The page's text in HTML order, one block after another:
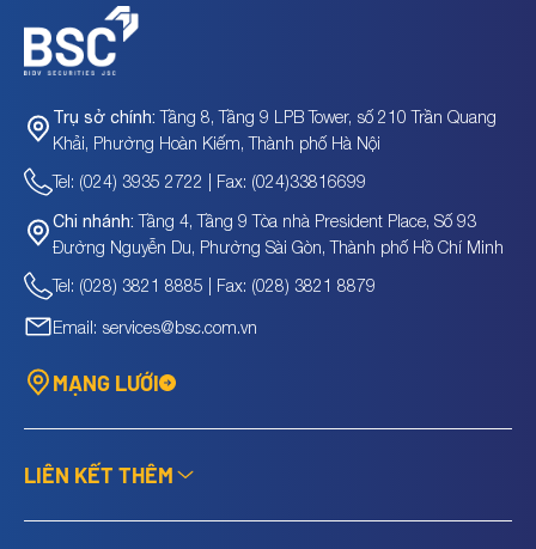
Trụ sở chính: Tầng 8, Tầng 9 LPB Tower, số 210 Trần Quang
Khải, Phường Hoàn Kiếm, Thành phố Hà Nội
Tel: (024) 3935 2722 | Fax: (024)33816699
Chi nhánh: Tầng 4, Tầng 9 Tòa nhà President Place, Số 93
Đường Nguyễn Du, Phường Sài Gòn, Thành phố Hồ Chí Minh
Tel: (028) 3821 8885 | Fax: (028) 3821 8879
Email: services@bsc.com.vn
MẠNG LƯỚI
LIÊN KẾT THÊM